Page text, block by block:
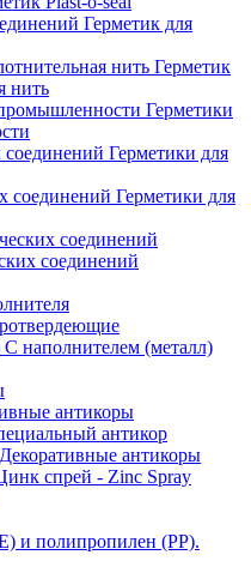
Герметик для
Герметик
нить
Герметики
Герметики для
Герметики для
соединений
С наполнителем (металл)
антикоры
антикор
Декоративные антикоры
спрей - Zinc Spray